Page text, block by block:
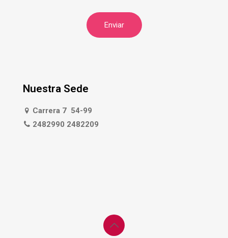
Nuestra Sede
Carrera 7 54-99
2482990 2482209